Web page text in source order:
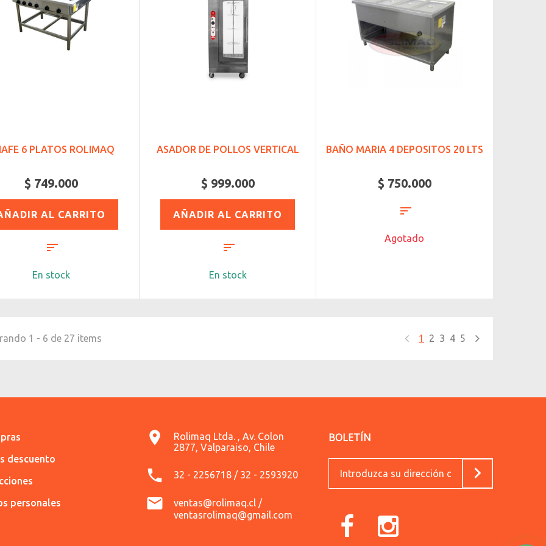
6 PLATOS ROLIMAQ
$ 749.000
AL CARRITO
En stock
ASADOR DE POLLOS VERTICAL
$ 999.000
AÑADIR AL CARRITO
En stock
BAÑO MARIA 4 DEPOSITOS 20 LTS
$ 750.000
Agotado
1 2 3 4 5
1 - 6 de 27 items
descuento
personales
Rolimaq Ltda. , Av. Colon
2877, Valparaiso, Chile
32 - 2256718 / 32 - 2593920
ventas@rolimaq.cl /
ventasrolimaq@gmail.com
BOLETÍN